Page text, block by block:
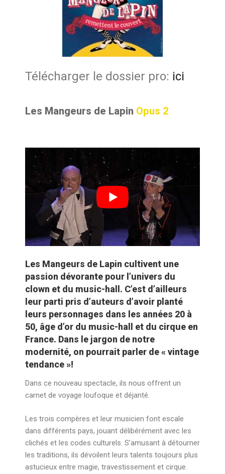
Télécharger le dossier pro: ici
Les Mangeurs de Lapin Opus 2
Les Mangeurs de Lapin cultivent une
passion dévorante pour l’univers du
clown et du music-hall. C’est d’ailleurs
leur parti pris d’auteurs d’avoir planté
leurs personnages dans les années 20 à
50, âge d’or du music-hall et du cirque en
France. Dans le jargon de notre
modernité, on pourrait parler de « vintage
tendance »!
Dans ce nouveau spectacle, ils nous offrent un
carnet de voyage loufoque et déjanté.
Les trois compères et leur musicien font escale
dans différents pays, jouant délibérément avec les
clichés et les codes culturels. S’amusant à détourner
les traditions, ils dévoilent leurs talents toujours plus
astucieux entre magie, travestissement et cirque.